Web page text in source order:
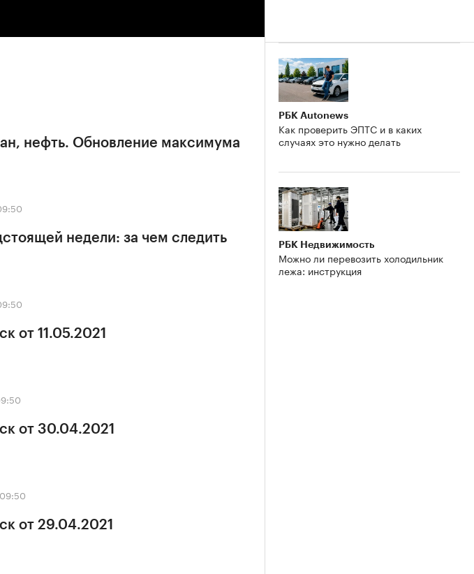
нефть. Обновление максимума
недели: за чем следить
от 11.05.2021
от 30.04.2021
от 29.04.2021
РБК Autonews
Как проверить ЭПТС и в каких
случаях это нужно делать
РБК Недвижимость
Можно ли перевозить холодильник
лежа: инструкция